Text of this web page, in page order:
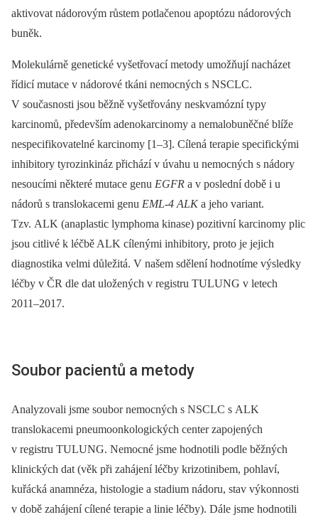
aktivovat nádorovým růstem potlačenou apoptózu nádorových
buněk.
Molekulárně genetické vyšetřovací metody umožňují nacházet
řídicí mutace v nádorové tkáni nemocných s NSCLC.
V současnosti jsou běžně vyšetřovány neskvamózní typy
karcinomů, především adenokarcinomy a nemalobuněčné blíže
nespecifikovatelné karcinomy [1–3]. Cílená terapie specifickými
inhibitory tyrozinkináz přichází v úvahu u nemocných s nádory
nesoucími některé mutace genu EGFR a v poslední době i u
nádorů s translokacemi genu EML-4 ALKa jeho variant.
Tzv. ALK (anaplastic lymphoma kinase) pozitivní karcinomy plic
jsou citlivé k léčbě ALK cílenými inhibitory, proto je jejich
diagnostika velmi důležitá. V našem sdělení hodnotíme výsledky
léčby v ČR dle dat uložených v registru TULUNG v letech
2011–2017.
Soubor pacientů a metody
Analyzovali jsme soubor nemocných s NSCLC s ALK
translokacemi pneumoonkologických center zapojených
v registru TULUNG. Nemocné jsme hodnotili podle běžných
klinických dat (věk při zahájení léčby krizotinibem, pohlaví,
kuřácká anamnéza, histologie a stadium nádoru, stav výkonnosti
v době zahájení cílené terapie a linie léčby). Dále jsme hodnotili